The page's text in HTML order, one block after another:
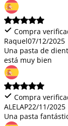
Compra
Raquel07/12/2025
Una pasta de
está muy bien
Compra
ALELAP22/11/2025
Una pasta